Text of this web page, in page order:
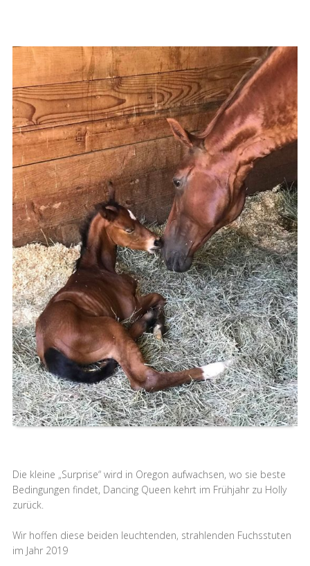
Die kleine „Surprise“ wird in Oregon aufwachsen, wo sie beste
Bedingungen findet, Dancing Queen kehrt im Frühjahr zu Holly
zurück.
Wir hoffen diese beiden leuchtenden, strahlenden Fuchsstuten
im Jahr 2019